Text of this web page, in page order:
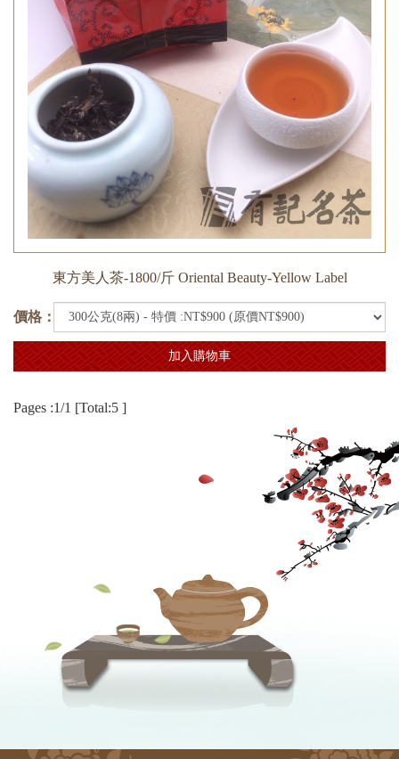
東方美人茶-1800/斤 Oriental Beauty-Yellow Label
價格：
加入購物車
Pages :1/1 [Total:5 ]